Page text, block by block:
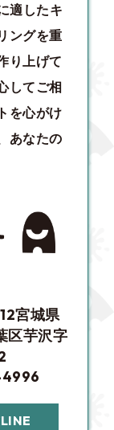
適したキ
ングを重
り上げて
してご相
を心がけ
あなたの
宮城県
区芋沢字